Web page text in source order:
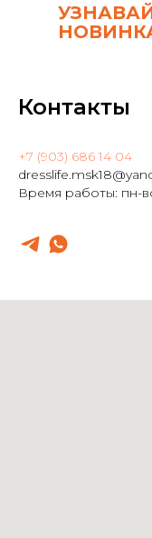
Контакты
+7 (903) 686 14 04
Время работы: пн-